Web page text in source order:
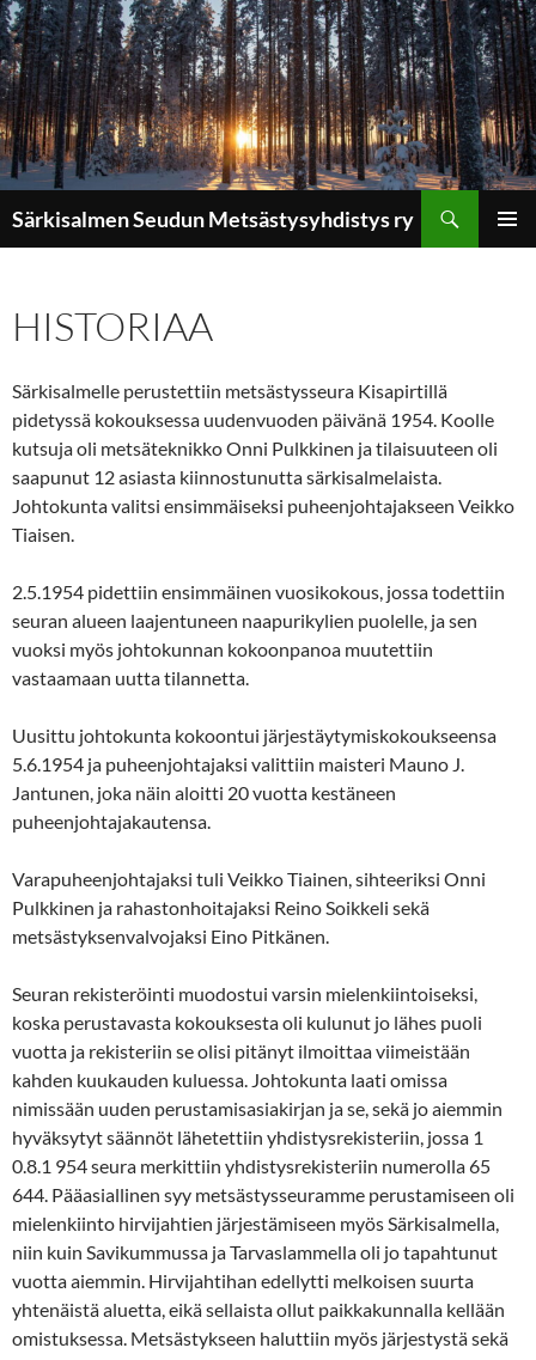
Särkisalmen Seudun Metsästysyhdistys ry
HISTORIAA
Särkisalmelle perustettiin metsästysseura Kisapirtillä
pidetyssä kokouksessa uudenvuoden päivänä 1954. Koolle
kutsuja oli metsäteknikko Onni Pulkkinen ja tilaisuuteen oli
saapunut 12 asiasta kiinnostunutta särkisalmelaista.
Johtokunta valitsi ensimmäiseksi puheenjohtajakseen Veikko
Tiaisen.
2.5.1954 pidettiin ensimmäinen vuosikokous, jossa todettiin
seuran alueen laajentuneen naapurikylien puolelle, ja sen
vuoksi myös johtokunnan kokoonpanoa muutettiin
vastaamaan uutta tilannetta.
Uusittu johtokunta kokoontui järjestäytymiskokoukseensa
5.6.1954 ja puheenjohtajaksi valittiin maisteri Mauno J.
Jantunen, joka näin aloitti 20 vuotta kestäneen
puheenjohtajakautensa.
Varapuheenjohtajaksi tuli Veikko Tiainen, sihteeriksi Onni
Pulkkinen ja rahastonhoitajaksi Reino Soikkeli sekä
metsästyksenvalvojaksi Eino Pitkänen.
Seuran rekisteröinti muodostui varsin mielenkiintoiseksi,
koska perustavasta kokouksesta oli kulunut jo lähes puoli
vuotta ja rekisteriin se olisi pitänyt ilmoittaa viimeistään
kahden kuukauden kuluessa. Johtokunta laati omissa
nimissään uuden perustamisasiakirjan ja se, sekä jo aiemmin
hyväksytyt säännöt lähetettiin yhdistysrekisteriin, jossa 1
0.8.1 954 seura merkittiin yhdistysrekisteriin numerolla 65
644. Pääasiallinen syy metsästysseuramme perustamiseen oli
mielenkiinto hirvijahtien järjestämiseen myös Särkisalmella,
niin kuin Savikummussa ja Tarvaslammella oli jo tapahtunut
vuotta aiemmin. Hirvijahtihan edellytti melkoisen suurta
yhtenäistä aluetta, eikä sellaista ollut paikkakunnalla kellään
omistuksessa. Metsästykseen haluttiin myös järjestystä sekä